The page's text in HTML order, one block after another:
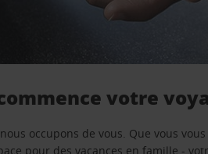
votre
occupons de vous. Que vous
pour des vacances en famille -